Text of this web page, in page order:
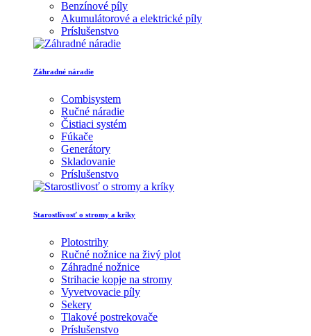
Benzínové píly
Akumulátorové a elektrické píly
Príslušenstvo
Záhradné náradie
Combisystem
Ručné náradie
Čistiaci systém
Fúkače
Generátory
Skladovanie
Príslušenstvo
Starostlivosť o stromy a kríky
Plotostrihy
Ručné nožnice na živý plot
Záhradné nožnice
Strihacie kopje na stromy
Vyvetvovacie píly
Sekery
Tlakové postrekovače
Príslušenstvo